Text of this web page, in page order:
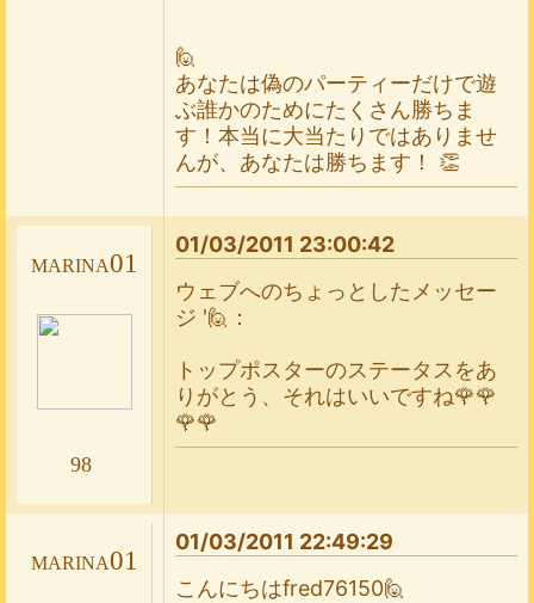
🙋
あなたは偽のパーティーだけで遊
ぶ誰かのためにたくさん勝ちま
す！本当に大当たりではありませ
んが、あなたは勝ちます！ 👏
marina01
98
01/03/2011 23:00:42
ウェブへのちょっとしたメッセー
ジ '🙋：
トップポスターのステータスをあ
りがとう、それはいいですね🌹🌹
🌹🌹
marina01
01/03/2011 22:49:29
こんにちはfred76150🙋